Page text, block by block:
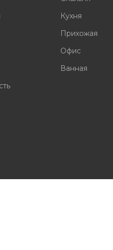
Кухня
Прихожая
Офис
Ванная